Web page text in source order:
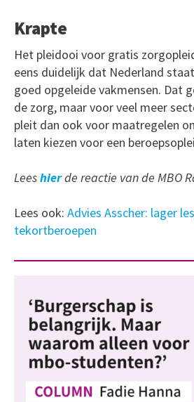
Krapte
Het pleidooi voor gratis
eens duidelijk dat Nederland
goed opgeleide vakmensen. Dat
de zorg, maar voor veel meer
pleit dan ook voor maatregelen
laten kiezen voor een
Leeshierde reactie van de MBO
Lees ook: Advies Asscher: lager
tekortberoepen